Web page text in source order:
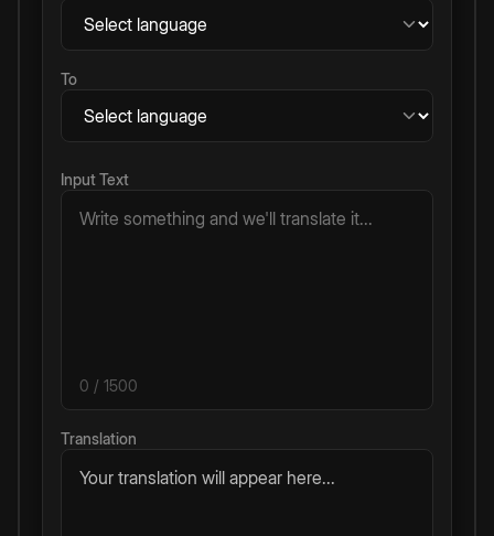
To
Input Text
0 / 1500
Translation
Your translation will appear here...